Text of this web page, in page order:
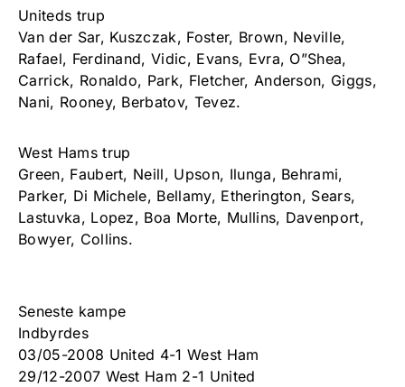
Uniteds trup
Van der Sar, Kuszczak, Foster, Brown, Neville,
Rafael, Ferdinand, Vidic, Evans, Evra, O”Shea,
Carrick, Ronaldo, Park, Fletcher, Anderson, Giggs,
Nani, Rooney, Berbatov, Tevez.
West Hams trup
Green, Faubert, Neill, Upson, Ilunga, Behrami,
Parker, Di Michele, Bellamy, Etherington, Sears,
Lastuvka, Lopez, Boa Morte, Mullins, Davenport,
Bowyer, Collins.
Seneste kampe
Indbyrdes
03/05-2008 United 4-1 West Ham
29/12-2007 West Ham 2-1 United